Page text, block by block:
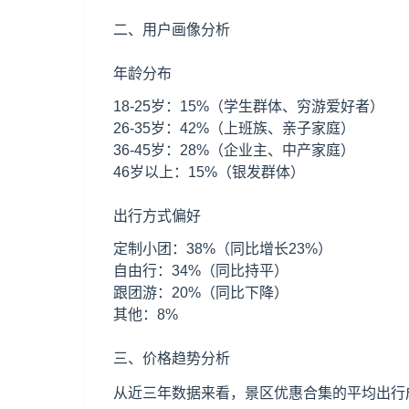
二、用户画像分析
年龄分布
18-25岁：15%（学生群体、穷游爱好者）
26-35岁：42%（上班族、亲子家庭）
36-45岁：28%（企业主、中产家庭）
46岁以上：15%（银发群体）
出行方式偏好
定制小团：38%（同比增长23%）
自由行：34%（同比持平）
跟团游：20%（同比下降）
其他：8%
三、价格趋势分析
从近三年数据来看，景区优惠合集的平均出行